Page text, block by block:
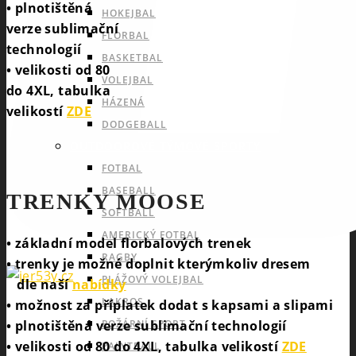
HOKEJBAL
FLORBAL
BASKETBAL
VOLEJBAL
HÁZENÁ
DODGEBALL
FOTBAL
BASEBALL
SOFTBALL
AMERICKÝ FOTBAL
RAGBY
PLÁŽOVÝ VOLEJBAL
LAKROS
POŽÁRNÍ SPORT
PAINTBALL
• plnotištěná
verze sublimační
technologií
• velikosti od 80
do 4XL, tabulka
velikostíZDE
TRENKY MOOSE
• základní model florbalových trenek
• trenky je možné doplnit kterýmkoliv dresem
dle našínabídky
• možnost za příplatek dodat s kapsami a slipami
• plnotištěná verze sublimační technologií
• velikosti od 80 do 4XL, tabulka velikostíZDE